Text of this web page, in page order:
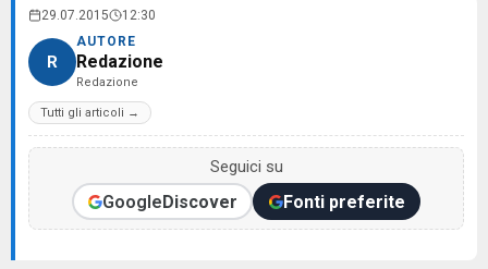
29.07.2015 12:30
R
AUTORE
Redazione
Redazione
Tutti gli articoli →
Seguici su
GoogleDiscover Fonti preferite